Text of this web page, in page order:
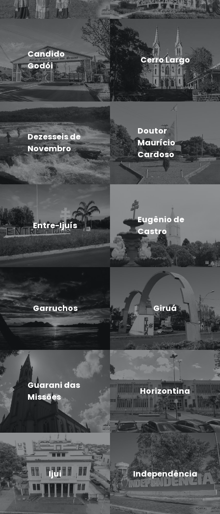
Candido
Godói
Cerro Largo
Dezesseis de
Novembro
Doutor
Maurício
Cardoso
Entre-Ijuís
Eugênio de
Castro
Garruchos Giruá
Guarani das
Missões
Horizontina
Ijui Independência